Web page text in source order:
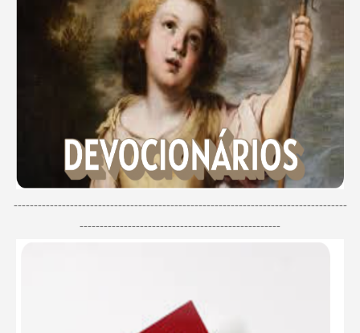
-----------------------------------------------------------------------------------
--------------------------------------------------